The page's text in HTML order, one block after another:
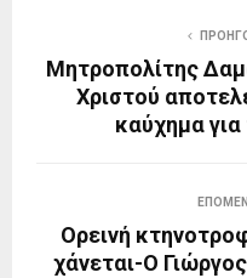
Μητροπολίτης
Χριστού
καύχημα για
Ορεινή
χάνεται-Ο